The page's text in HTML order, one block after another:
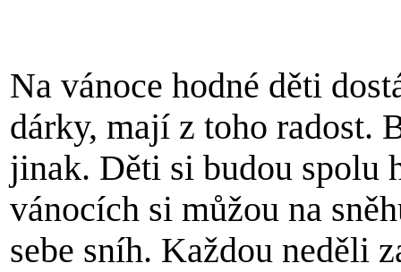
Na vánoce hodné děti
dárky, mají z toho radost.
jinak. Děti si budou spolu
vánocích si můžou na
sebe sníh. Každou neděli